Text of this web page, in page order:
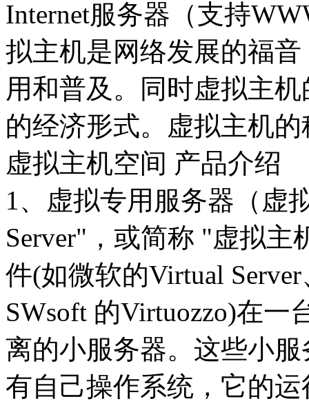
Internet服务器（支持
拟主机是网络发展的福
用和普及。同时虚拟主
的经济形式。虚拟主机
虚拟主机空间 产品介绍
1、虚拟专用服务器（虚
Server"，或简称 "虚拟
件(如微软的Virtual
SWsoft 的Virtuozzo)在
离的小服务器。这些小
有自己操作系统，它的